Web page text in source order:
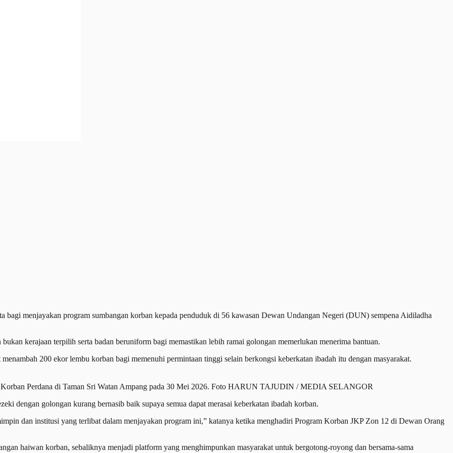
menjayakan program sumbangan korban kepada penduduk di 56 kawasan Dewan Undangan Negeri (DUN) sempena Aidiladha
kerajaan terpilih serta badan beruniform bagi memastikan lebih ramai golongan memerlukan menerima bantuan.
200 ekor lembu korban bagi memenuhi permintaan tinggi selain berkongsi keberkatan ibadah itu dengan masyarakat.
Perdana di Taman Sri Watan Ampang pada 30 Mei 2026. Foto HARUN TAJUDIN / MEDIA SELANGOR
dengan golongan kurang bernasib baik supaya semua dapat merasai keberkatan ibadah korban.
dan institusi yang terlibat dalam menjayakan program ini,” katanya ketika menghadiri Program Korban JKP Zon 12 di Dewan Orang
haiwan korban, sebaliknya menjadi platform yang menghimpunkan masyarakat untuk bergotong-royong dan bersama-sama